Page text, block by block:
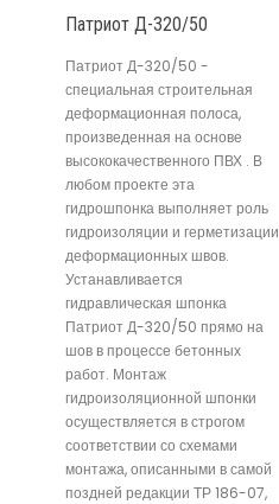
Патриот Д-320/50
Патриот Д-320/50 -
специальная строительная
деформационная полоса,
произведенная на основе
высококачественного ПВХ . В
любом проекте эта
гидрошпонка выполняет роль
гидроизоляции и герметизации
деформационных швов.
Устанавливается
гидравлическая шпонка
Патриот Д-320/50 прямо на
шов в процессе бетонных
работ. Монтаж
гидроизоляционной шпонки
осуществляется в строгом
соответствии со схемами
монтажа, описанными в самой
поздней редакции ТР 186-07,